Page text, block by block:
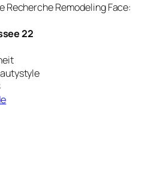
Recherche Remodeling Face:
22